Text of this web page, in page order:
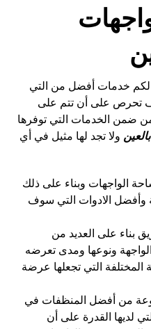
خدمات أفضل من التي
تحرص على أن تتم على
ضمن الخدمات التي توفرها
ولا تجد لها مثيل في أي
الواجهات وبناء على ذلك
وأفضل الادوات التي سوف
بناء على العديد من
ونوعها ومدى تعرضه
المختلفة التي تجعلها عرضة
من أفضل المنظفات في
لديها القدرة على أن